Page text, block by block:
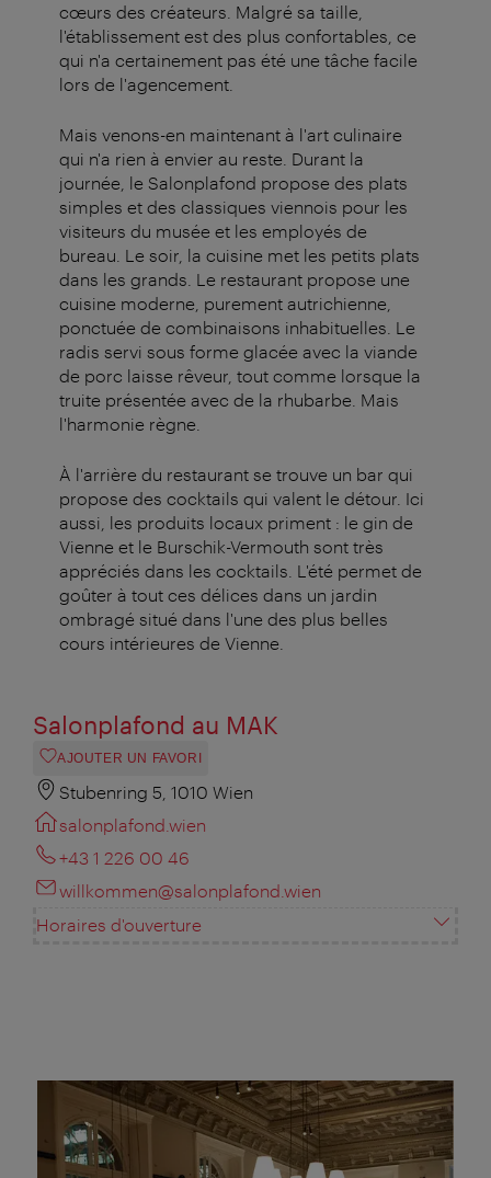
cœurs des créateurs. Malgré sa taille,
l'établissement est des plus confortables, ce
qui n'a certainement pas été une tâche facile
lors de l'agencement.
Mais venons-en maintenant à l'art culinaire
qui n'a rien à envier au reste. Durant la
journée, le Salonplafond propose des plats
simples et des classiques viennois pour les
visiteurs du musée et les employés de
bureau. Le soir, la cuisine met les petits plats
dans les grands. Le restaurant propose une
cuisine moderne, purement autrichienne,
ponctuée de combinaisons inhabituelles. Le
radis servi sous forme glacée avec la viande
de porc laisse rêveur, tout comme lorsque la
truite présentée avec de la rhubarbe. Mais
l'harmonie règne.
À l'arrière du restaurant se trouve un bar qui
propose des cocktails qui valent le détour. Ici
aussi, les produits locaux priment : le gin de
Vienne et le Burschik-Vermouth sont très
appréciés dans les cocktails. L'été permet de
goûter à tout ces délices dans un jardin
ombragé situé dans l'une des plus belles
cours intérieures de Vienne.
Salonplafond au MAK
AJOUTER UN FAVORI
Stubenring 5, 1010 Wien
salonplafond.wien
+43 1 226 00 46
willkommen@salonplafond.wien
Horaires d'ouverture